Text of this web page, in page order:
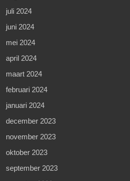
juli 2024
juni 2024
mei 2024
april 2024
maart 2024
februari 2024
januari 2024
december 2023
november 2023
oktober 2023
september 2023